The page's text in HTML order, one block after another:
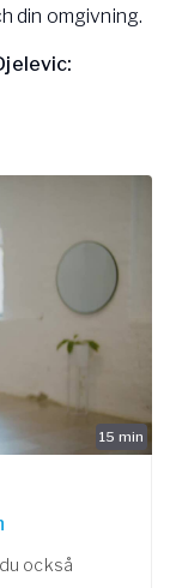
din omgivning.
15 min
också